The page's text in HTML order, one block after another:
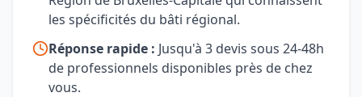
les spécificités du bâti régional.
Réponse rapide : Jusqu'à 3 devis sous 24-48h
de professionnels disponibles près de chez
vous.